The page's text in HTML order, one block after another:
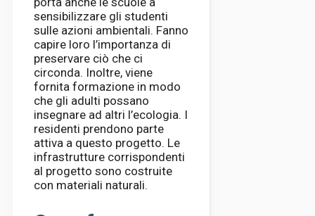
sensibilizzare gli studenti
sulle azioni ambientali. Fanno
capire loro l’importanza di
preservare ciò che ci
circonda. Inoltre, viene
fornita formazione in modo
che gli adulti possano
insegnare ad altri l’ecologia. I
residenti prendono parte
attiva a questo progetto. Le
infrastrutture corrispondenti
al progetto sono costruite
con materiali naturali.